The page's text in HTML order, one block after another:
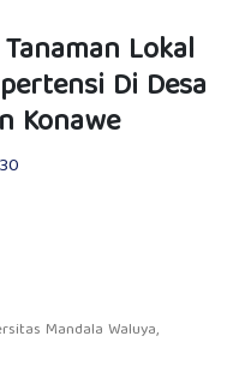
Lokal
Di Desa
Konawe
Mandala Waluya,